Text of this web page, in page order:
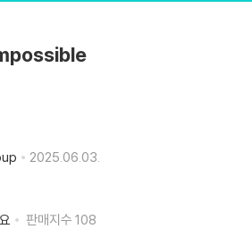
2025.06.03.
판매지수 108